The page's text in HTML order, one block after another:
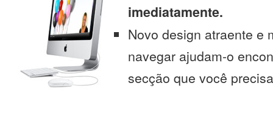
imediatamente.
Novo design atraente e
navegar ajudam-o
secção que você